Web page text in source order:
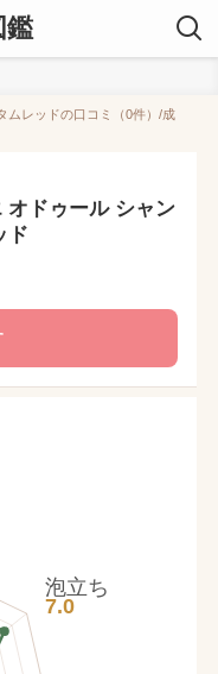
鑑
ムレッドの口コミ（0件）/成
ドゥール シャン
ド
泡立ち
7.0